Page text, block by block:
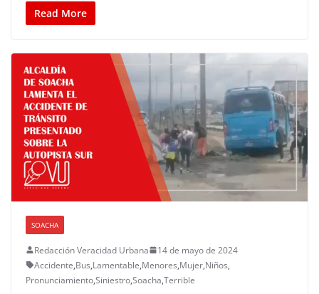
Read More
SOACHA
Redacción Veracidad Urbana
14 de mayo de 2024
Accidente,Bus,Lamentable,Menores,Mujer,Niños,
Pronunciamiento,Siniestro,Soacha,Terrible